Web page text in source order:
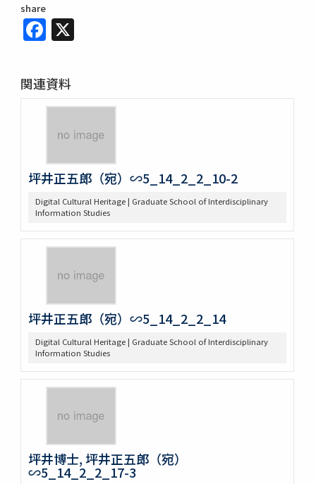
share
Facebook
関連資料
坪井正五郎（宛）∽5_14_2_2_10-2
Digital Cultural Heritage | Graduate School of Interdisciplinary
Information Studies
坪井正五郎（宛）∽5_14_2_2_14
Digital Cultural Heritage | Graduate School of Interdisciplinary
Information Studies
坪井博士, 坪井正五郎（宛）
∽5_14_2_2_17-3